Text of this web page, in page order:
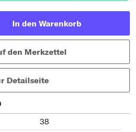
In den Warenkorb
den Merkzettel
Detailseite
38